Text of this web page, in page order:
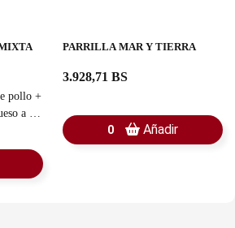
pollo +
a la
PARRILLA MAR Y TIERRA
3.928,71 BS
0 Añadir